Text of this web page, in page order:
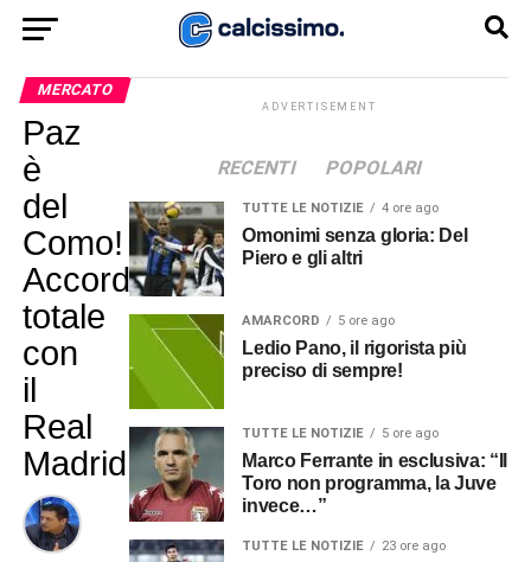
MERCATO
Paz
è
del
Como!
Accordo
totale
con
il
Real
Madrid
ADVERTISEMENT
RECENTI POPOLARI
TUTTE LE NOTIZIE 4 ore ago
Omonimi senza gloria: Del
Piero e gli altri
AMARCORD 5 ore ago
Ledio Pano, il rigorista più
preciso di sempre!
TUTTE LE NOTIZIE 5 ore ago
Marco Ferrante in esclusiva: “Il
Toro non programma, la Juve
invece…”
TUTTE LE NOTIZIE 23 ore ago